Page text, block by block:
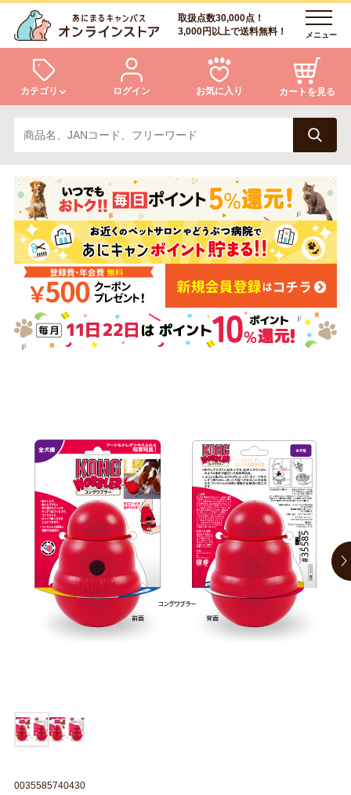
取扱点数30,000点！
3,000円以上で送料無料！
メニュー
カテゴリ
犬 猫
小動物・鳥 アクア・爬虫類・昆虫
ドッグフード キャットフード
美容・ケア用品 服・おさんぽ用品
トリマーグッズ シニアサポート
ログイン お気に入り カートを見る
ログイン
会員登録
あにまるキャンパスについて
アフターサービス
商品リクエスト
0035585740430